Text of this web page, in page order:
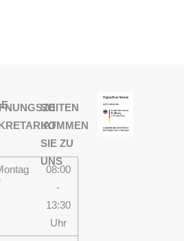
08:00
-
13:30
Uhr
SO
KOMMEN
SIE ZU
UNS